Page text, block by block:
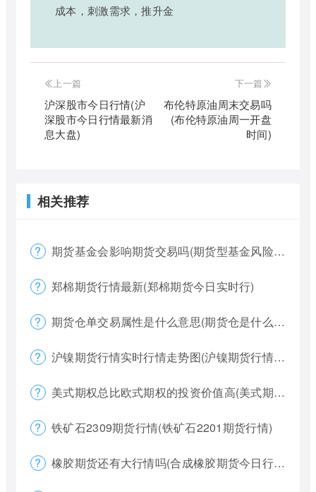
成本，刺激需求，推升金
上一篇
沪深股市今日行情(沪
深股市今日行情最新消
息大盘)
下一篇
布伦特原油周末交易吗
(布伦特原油周一开盘
时间)
相关推荐
期货基金会影响期货交易吗(期货型基金风险大吗)
郑棉期货行情最新(郑棉期货今日实时行)
期货仓单交易属性是什么意思(期货仓是什么意思)
沪镍期货行情实时行情走势图(沪镍期货行情价格)
美式期权总比欧式期权的投资价值高(美式期权和欧式期权哪个风险更大)
铁矿石2309期货行情(铁矿石2201期货行情)
橡胶期货还有大行情吗(合成橡胶期货今日行情)